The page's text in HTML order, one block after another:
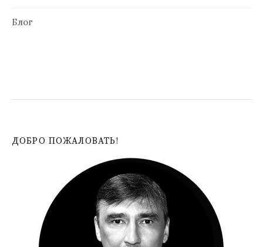
Блог
ДОБРО ПОЖАЛОВАТЬ!